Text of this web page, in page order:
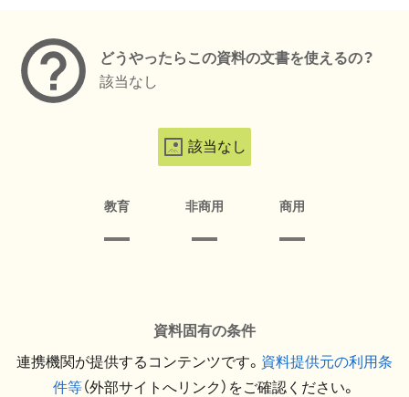
どうやったらこの資料の文書を使えるの？
該当なし
該当なし
教育 非商用 商用
資料固有の条件
連携機関が提供するコンテンツです。 資料提供元の利用条
件等（外部サイトへリンク）をご確認ください。